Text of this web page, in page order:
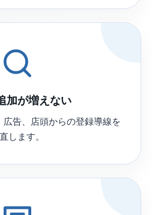
加が増えない
広告、店頭からの登録導線を
します。